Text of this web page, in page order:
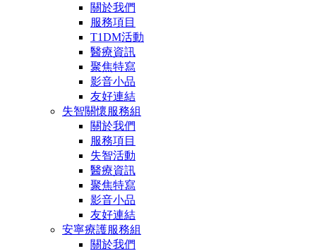
關於我們
服務項目
T1DM活動
醫療資訊
聚焦特寫
影音小品
友好連結
失智關懷服務組
關於我們
服務項目
失智活動
醫療資訊
聚焦特寫
影音小品
友好連結
安寧療護服務組
關於我們